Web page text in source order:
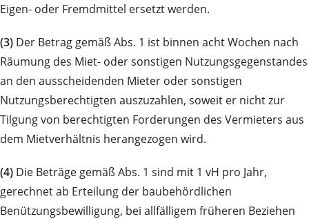
Eigen- oder Fremdmittel ersetzt werden.
(3) Der Betrag gemäß Abs. 1 ist binnen acht Wochen nach
Räumung des Miet- oder sonstigen Nutzungsgegenstandes
an den ausscheidenden Mieter oder sonstigen
Nutzungsberechtigten auszuzahlen, soweit er nicht zur
Tilgung von berechtigten Forderungen des Vermieters aus
dem Mietverhältnis herangezogen wird.
(4) Die Beträge gemäß Abs. 1 sind mit 1 vH pro Jahr,
gerechnet ab Erteilung der baubehördlichen
Benützungsbewilligung, bei allfälligem früheren Beziehen